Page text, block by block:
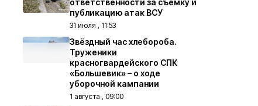
ответственности за съёмку и
публикацию атак ВСУ
31 июля , 11:53
Звёздный час хлебороба.
Труженики
красногвардейского СПК
«Большевик» – о ходе
уборочной кампании
1 августа , 09:00